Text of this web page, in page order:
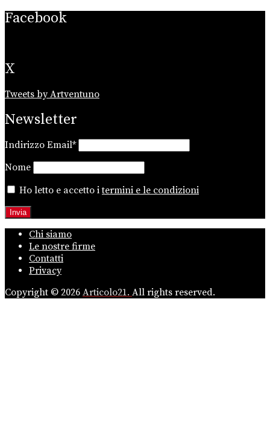
Facebook
X
Tweets by Artventuno
Newsletter
Indirizzo Email*
Nome
Ho letto e accetto itermini e le condizioni
Chi siamo
Le nostre firme
Contatti
Privacy
Copyright © 2026 Articolo21. All rights reserved.